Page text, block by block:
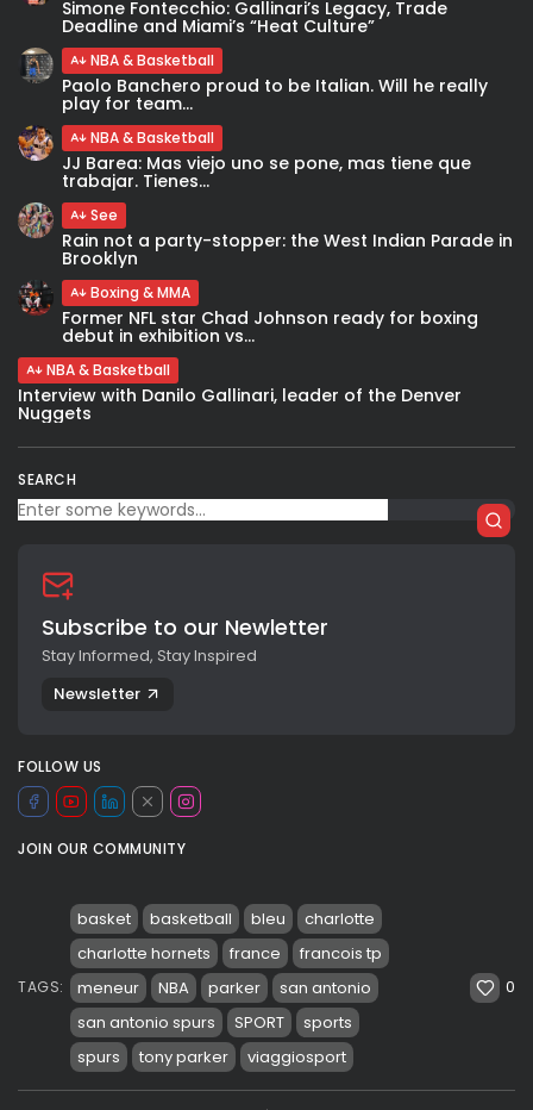
SEARCH
Subscribe to our Newletter
Stay Informed, Stay Inspired
Newsletter
FOLLOW US
JOIN OUR COMMUNITY
Simone Fontecchio: Gallinari’s Legacy, Trade
Deadline and Miami’s “Heat Culture”
NBA & Basketball
Paolo Banchero proud to be Italian. Will he really
play for team...
NBA & Basketball
JJ Barea: Mas viejo uno se pone, mas tiene que
trabajar. Tienes...
See
Rain not a party-stopper: the West Indian Parade in
Brooklyn
Boxing & MMA
Former NFL star Chad Johnson ready for boxing
debut in exhibition vs...
NBA & Basketball
Interview with Danilo Gallinari, leader of the Denver
Nuggets
TAGS:
basket basketball bleu
charlotte
charlotte hornets
france
francois tp
meneur
NBA parker
san antonio
san antonio spurs
SPORT
sports
spurs
tony parker viaggiosport
0